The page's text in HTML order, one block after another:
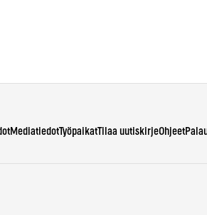
MediatiedotTyöpaikatTilaa uutiskirjeOhjeet